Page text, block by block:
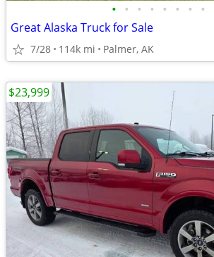
• • • • • • • •
Great Alaska Truck for Sale
7/28 114k mi Palmer, AK
$23,999